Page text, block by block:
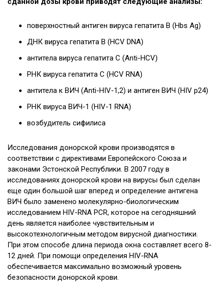
поверхностный антиген вируса гепатита В (Hbs Ag)
ДНК вируса гепатита В (HCV DNA)
антитела вируса гепатита С (Anti-HCV)
РНК вируса гепатита С (HCV RNA)
антитела к ВИЧ (Anti-HIV-1,2) и антиген ВИЧ (HIV p24)
РНК вируса ВИЧ-1 (HIV-1 RNA)
возбудитель сифилиса
Исследования донорской крови производятся в
соответствии с директивами Европейского Союза и
законами Эстонской Республики. В 2007 году в
исследованиях донорской крови на вирусы был сделан
еще один большой шаг вперед и определение антигена
ВИЧ было заменено молекулярно-биологическим
исследованием HIV-RNA PCR, которое на сегодняшний
день является наиболее чувствительным и
высокотехнологичным методом вирусной диагностики.
При этом способе длина периода окна составляет всего 8-
12 дней. При помощи определения HIV-RNA
обеспечивается максимально возможный уровень
безопасности донорской крови.